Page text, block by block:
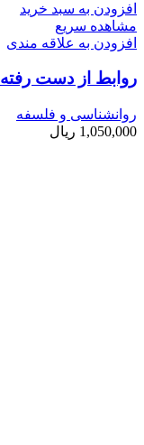
افزودن به سبد خرید
مشاهده سریع
افزودن به علاقه مندی
روابط از دست رفته
روانشناسی و فلسفه
1,050,000 ریال